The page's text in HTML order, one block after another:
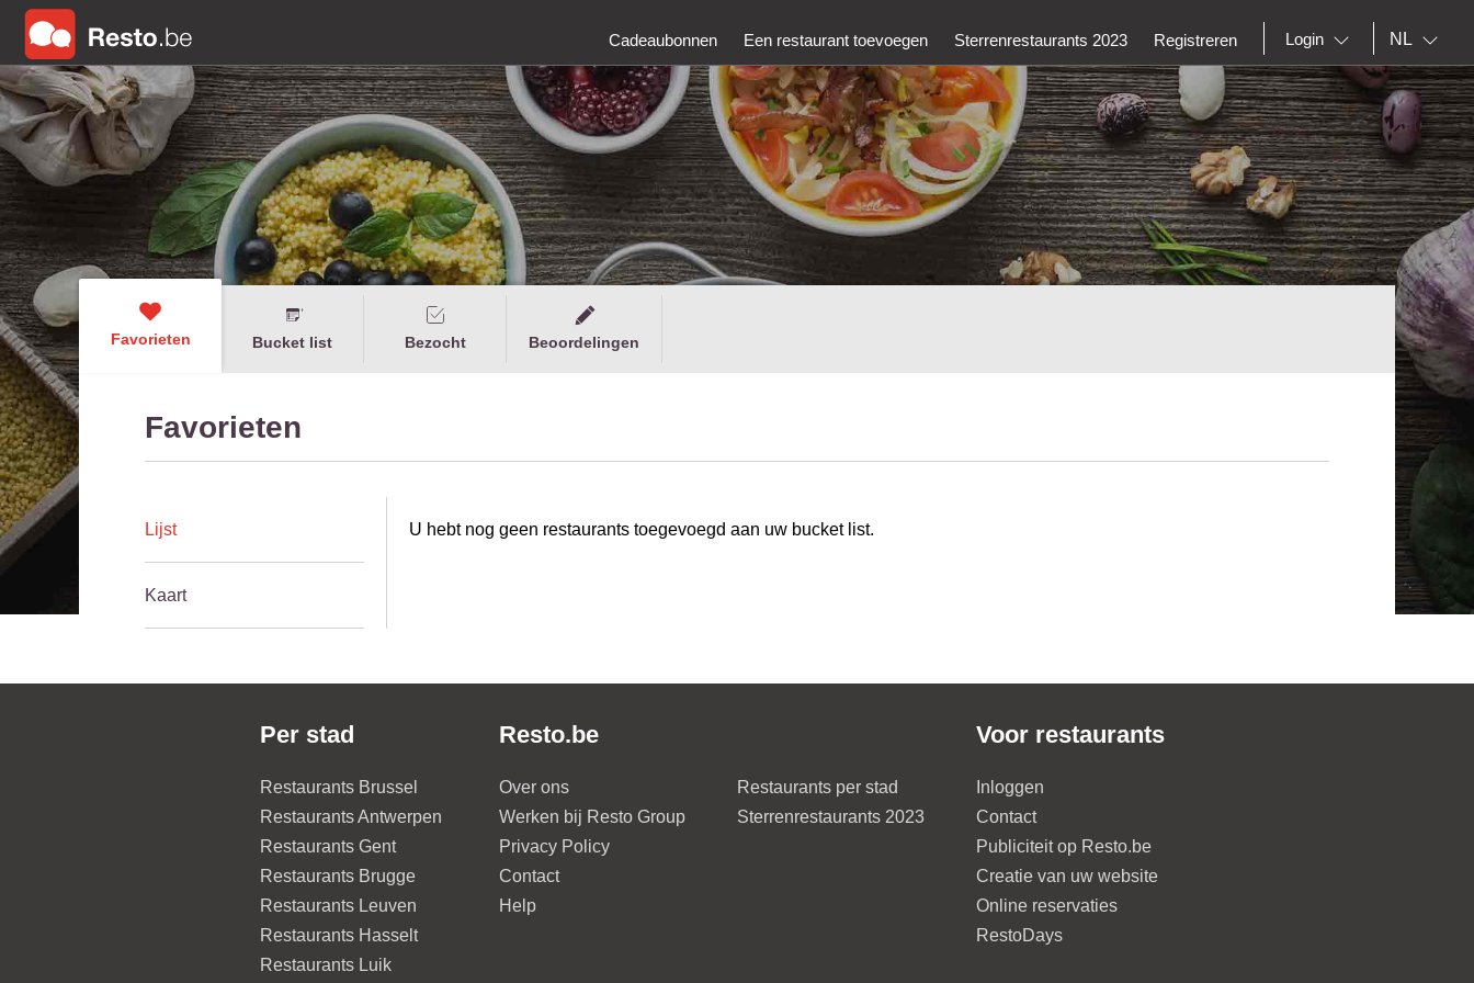
Cadeaubonnen Een restaurant toevoegen Sterrenrestaurants 2023 Registreren Login NL
Favorieten Bucket list Bezocht Beoordelingen
Favorieten
Lijst
Kaart
U hebt nog geen restaurants toegevoegd aan uw bucket list.
Per stad
Restaurants Brussel
Restaurants Antwerpen
Restaurants Gent
Restaurants Brugge
Restaurants Leuven
Restaurants Hasselt
Restaurants Luik
Resto.be
Over ons
Werken bij Resto Group
Privacy Policy
Contact
Help
Restaurants per stad
Sterrenrestaurants 2023
Voor restaurants
Inloggen
Contact
Publiciteit op Resto.be
Creatie van uw website
Online reservaties
RestoDays